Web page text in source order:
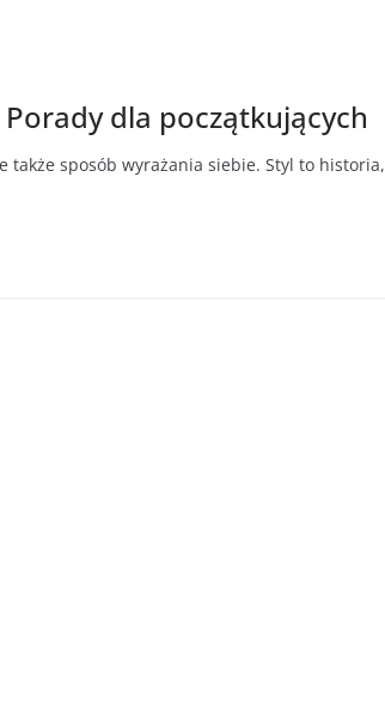
dla początkujących
sposób wyrażania siebie. Styl to historia,